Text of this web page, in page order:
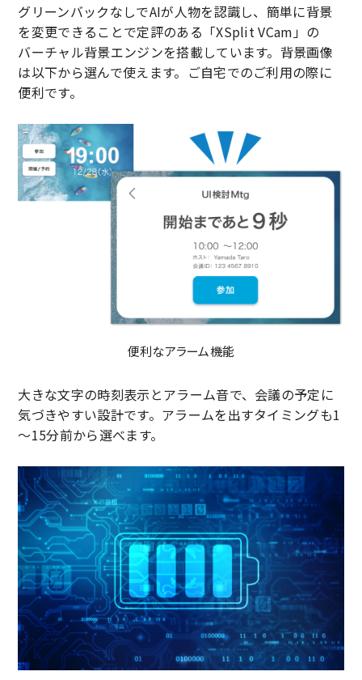
グリーンバックなしでAIが人物を認識し、簡単に背景
を変更できることで定評のある「XSplit VCam」の
バーチャル背景エンジンを搭載しています。背景画像
は以下から選んで使えます。ご自宅でのご利用の際に
便利です。
便利なアラーム機能
大きな文字の時刻表示とアラーム音で、会議の予定に
気づきやすい設計です。アラームを出すタイミングも1
～15分前から選べます。